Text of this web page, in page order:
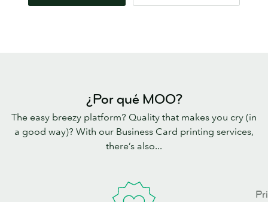
¿Por qué MOO?
The easy breezy platform? Quality that makes you cry (in
a good way)? With our Business Card printing services,
there’s also...